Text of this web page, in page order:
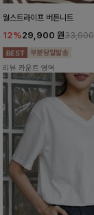
월스트라이프 버튼니트
12%29,900 원33,900
리뷰 카운트 영역